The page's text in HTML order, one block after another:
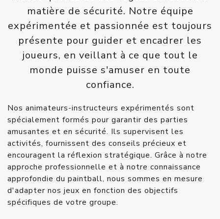
matière de sécurité. Notre équipe
expérimentée et passionnée est toujours
présente pour guider et encadrer les
joueurs, en veillant à ce que tout le
monde puisse s'amuser en toute
confiance.
Nos animateurs-instructeurs expérimentés sont
spécialement formés pour garantir des parties
amusantes et en sécurité. Ils supervisent les
activités, fournissent des conseils précieux et
encouragent la réflexion stratégique. Grâce à notre
approche professionnelle et à notre connaissance
approfondie du paintball, nous sommes en mesure
d'adapter nos jeux en fonction des objectifs
spécifiques de votre groupe.